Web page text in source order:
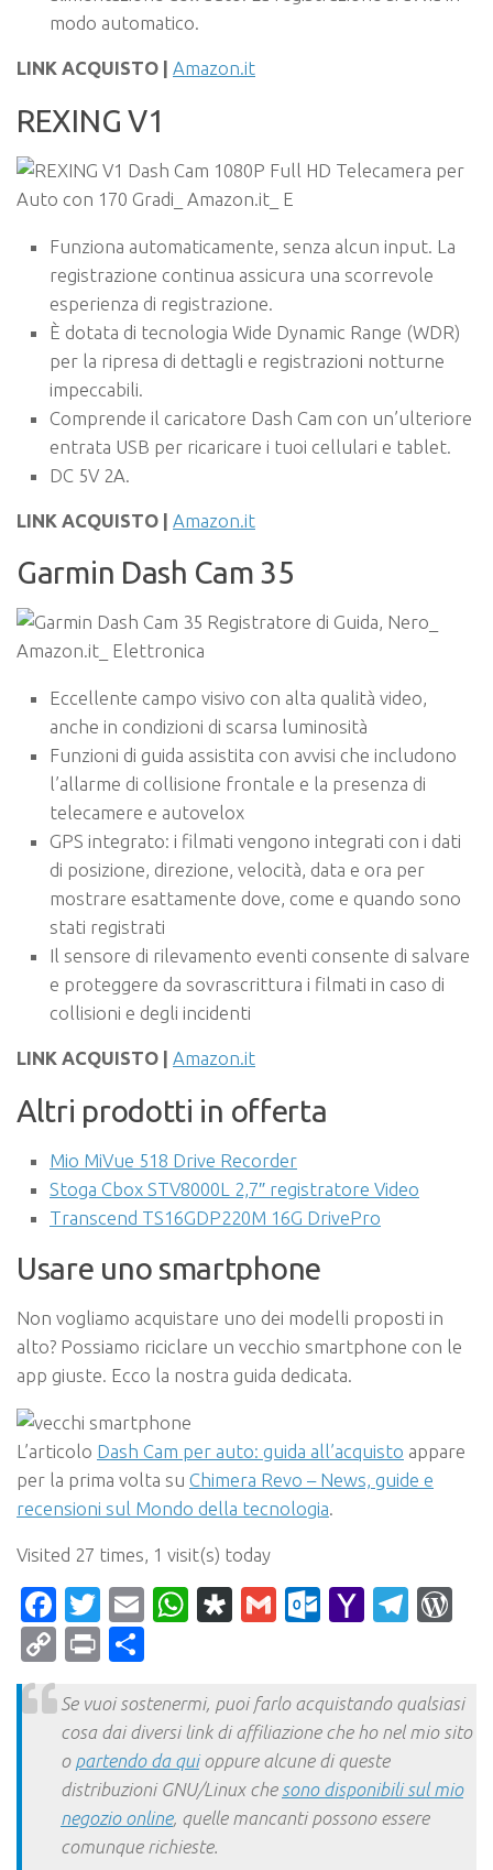
modo automatico.
LINK ACQUISTO | Amazon.it
REXING V1
Funziona automaticamente, senza alcun input. La
registrazione continua assicura una scorrevole
esperienza di registrazione.
È dotata di tecnologia Wide Dynamic Range (WDR)
per la ripresa di dettagli e registrazioni notturne
impeccabili.
Comprende il caricatore Dash Cam con un’ulteriore
entrata USB per ricaricare i tuoi cellulari e tablet.
DC 5V 2A.
LINK ACQUISTO | Amazon.it
Garmin Dash Cam 35
Eccellente campo visivo con alta qualità video,
anche in condizioni di scarsa luminosità
Funzioni di guida assistita con avvisi che includono
l’allarme di collisione frontale e la presenza di
telecamere e autovelox
GPS integrato: i filmati vengono integrati con i dati
di posizione, direzione, velocità, data e ora per
mostrare esattamente dove, come e quando sono
stati registrati
Il sensore di rilevamento eventi consente di salvare
e proteggere da sovrascrittura i filmati in caso di
collisioni e degli incidenti
LINK ACQUISTO | Amazon.it
Altri prodotti in offerta
Mio MiVue 518 Drive Recorder
Stoga Cbox STV8000L 2,7″ registratore Video
Transcend TS16GDP220M 16G DrivePro
Usare uno smartphone
Non vogliamo acquistare uno dei modelli proposti in
alto? Possiamo riciclare un vecchio smartphone con le
app giuste. Ecco la nostra guida dedicata.
L’articolo Dash Cam per auto: guida all’acquisto appare
per la prima volta su Chimera Revo – News, guide e
recensioni sul Mondo della tecnologia
Visited 27 times, 1 visit(s) today
Facebook
Twitter
EmailWhatsApp
Diaspora
Gmail Yahoo
CopyPrint
Se vuoi sostenermi, puoi farlo acquistando qualsiasi
cosa dai diversi link di affiliazione che ho nel mio sito
o partendo da quioppure alcune di queste
distribuzioni GNU/Linux che sono disponibili sul mio
negozio online, quelle mancanti possono essere
comunque richieste.